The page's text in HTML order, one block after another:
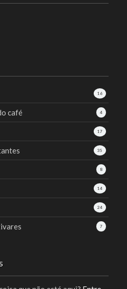
16
4
café
17
35
8
14
24
7